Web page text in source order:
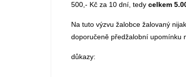
500,- Kč za 10 dní, tedy celkem
Na tuto výzvu žalobce žalovaný
doporučeně předžalobní upomínku
důkazy: